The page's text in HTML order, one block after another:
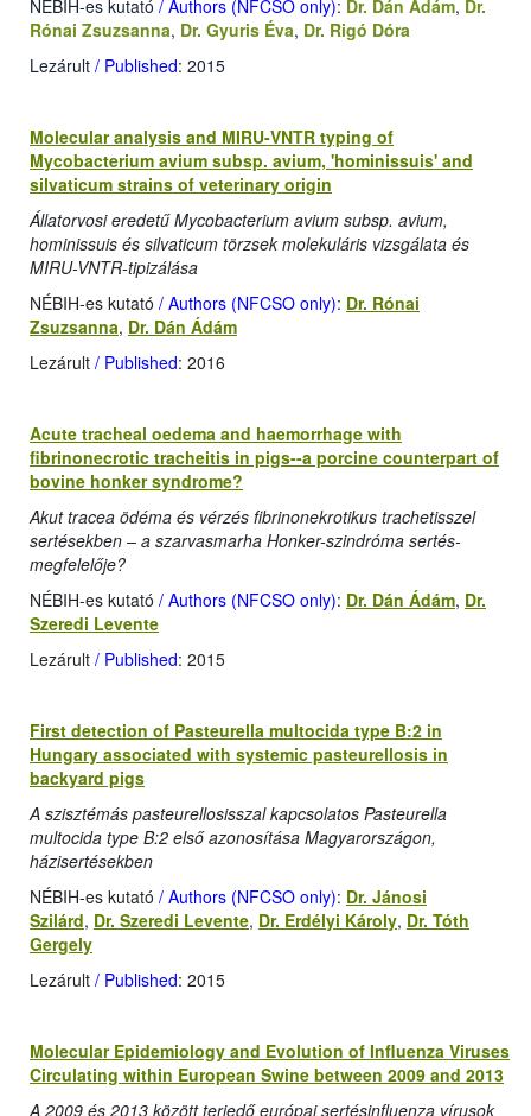
NÉBIH-es kutató / Authors (NFCSO only): Dr. Dán Ádám, Dr.
Rónai Zsuzsanna, Dr. Gyuris Éva, Dr. Rigó Dóra
Lezárult / Published: 2015
Molecular analysis and MIRU-VNTR typing of
Mycobacterium avium subsp. avium, 'hominissuis' and
silvaticum strains of veterinary origin
Állatorvosi eredetű Mycobacterium avium subsp. avium,
hominissuis és silvaticum törzsek molekuláris vizsgálata és
MIRU-VNTR-tipizálása
NÉBIH-es kutató / Authors (NFCSO only): Dr. Rónai
Zsuzsanna, Dr. Dán Ádám
Lezárult / Published: 2016
Acute tracheal oedema and haemorrhage with
fibrinonecrotic tracheitis in pigs--a porcine counterpart of
bovine honker syndrome?
Akut tracea ödéma és vérzés fibrinonekrotikus trachetisszel
sertésekben – a szarvasmarha Honker-szindróma sertés-
megfelelője?
NÉBIH-es kutató / Authors (NFCSO only): Dr. Dán Ádám, Dr.
Szeredi Levente
Lezárult / Published: 2015
First detection of Pasteurella multocida type B:2 in
Hungary associated with systemic pasteurellosis in
backyard pigs
A szisztémás pasteurellosisszal kapcsolatos Pasteurella
multocida type B:2 első azonosítása Magyarországon,
házisertésekben
NÉBIH-es kutató / Authors (NFCSO only): Dr. Jánosi
Szilárd, Dr. Szeredi Levente, Dr. Erdélyi Károly, Dr. Tóth
Gergely
Lezárult / Published: 2015
Molecular Epidemiology and Evolution of Influenza Viruses
Circulating within European Swine between 2009 and 2013
A 2009 és 2013 között terjedő európai sertésinfluenza vírusok